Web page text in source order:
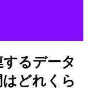
るデータ
どれくら